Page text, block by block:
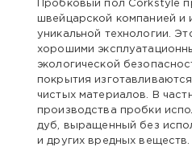
Пробковый пол Corkstyle
швейцарской компанией и
уникальной технологии.
хорошими
экологической
покрытия
чистых материалов. В
производства пробки
дуб, выращенный без
и других вредных